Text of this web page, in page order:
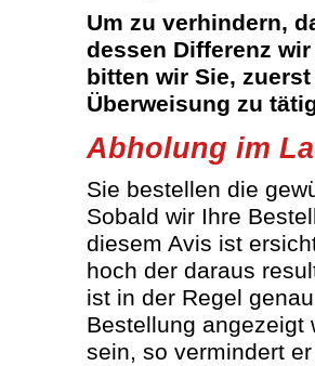
Um zu verhindern,
dessen Differenz
bitten wir Sie,
Überweisung zu
Abholung im
Sie bestellen die
Sobald wir Ihre
diesem Avis ist
hoch der daraus
ist in der Regel
Bestellung angezeigt
sein, so vermindert